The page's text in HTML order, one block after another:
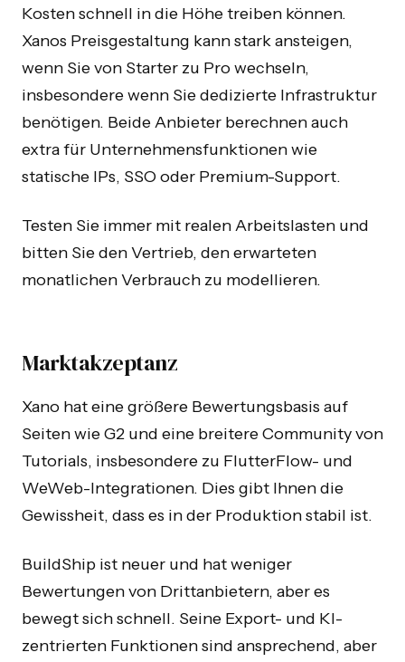
Kosten schnell in die Höhe treiben können.
Xanos Preisgestaltung kann stark ansteigen,
wenn Sie von Starter zu Pro wechseln,
insbesondere wenn Sie dedizierte Infrastruktur
benötigen. Beide Anbieter berechnen auch
extra für Unternehmensfunktionen wie
statische IPs, SSO oder Premium-Support.
Testen Sie immer mit realen Arbeitslasten und
bitten Sie den Vertrieb, den erwarteten
monatlichen Verbrauch zu modellieren.
Marktakzeptanz
Xano hat eine größere Bewertungsbasis auf
Seiten wie G2 und eine breitere Community von
Tutorials, insbesondere zu FlutterFlow- und
WeWeb-Integrationen. Dies gibt Ihnen die
Gewissheit, dass es in der Produktion stabil ist.
BuildShip ist neuer und hat weniger
Bewertungen von Drittanbietern, aber es
bewegt sich schnell. Seine Export- und KI-
zentrierten Funktionen sind ansprechend, aber